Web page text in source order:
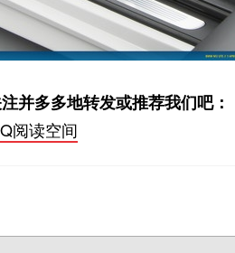
并多多地转发或推荐我们吧：
阅读空间